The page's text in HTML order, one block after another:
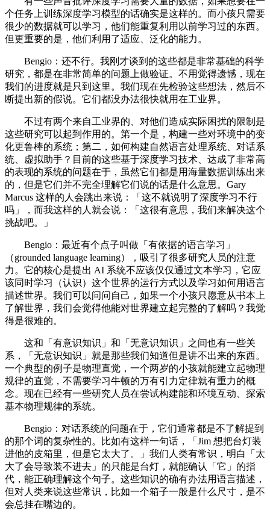
个任务上训练深度学习模型的话确实是这样的。而小孩只需要
很少的数据就可以学习，他们能重复利用以前学习过的东西。
但更重要的是，他们利用了适应、泛化的能力。
Bengio：还不行。我刚才谈到的这些都是非常基础的科学
研究，都是在非常简单的问题上做验证。不用觉得遗憾，现在
我们的进度就是只到这里。我们现在先检验这些想法，然后不
断提出新的假说。它们都没办法很快就用在工业界。
不过有两个来自工业界的、对他们造成实际困扰的限制是
这些研究可以起到作用的。第一个是，构建一些对环境中的变
化更鲁棒的系统；第二，如何构建自然语言处理系统、对话系
统、虚拟助手？目前的这些基于深度学习技术、达成了非常高
的表现的系统的问题在于，虽然它们都是用海量数据训练出来
的，但是它们并不完全理解它们说的话是什么意思。Gary
Marcus 这样的人会跳出来说：「这不就说明了深度学习不行
吗」，而我这样的人就会说：「这很有意思，我们来解决这个
挑战吧。」
Bengio：最近有个点子叫做「有依据的语言学习」
（grounded language learning），吸引了很多研究人员的注意
力。它的核心是提出 AI 系统不应该仅仅通过文本学习，它应
该同时学习（认识）这个世界的运行方式以及学习如何用语言
描述世界。我们可以问问自己，如果一个小孩只愿意从书本上
了解世界，我们会觉得他能对世界建立起完整的了解吗？我觉
得是很难的。
这和「有意识知识」和「无意识知识」之间也有一些关
系，「无意识知识」就是那些我们知道但是讲不出来的东西。
一个典型的例子是物理直觉，一个两岁的小孩就能建立起物理
规律的直觉，不需要学习牛顿的万有引力定律就有重力的概
念。现在已经有一些研究人员在尝试构建能和环境互动、探索
基本物理规律的系统。
Bengio：对话系统的问题在于，它们通常都是不了解提到
的那个词的复杂性的。比如有这样一句话，「Jim 想把台灯装
进他的皮箱里，但是它太大了。」我们人类有常识，明白「太
大了会导致装不进去」的只能是台灯，就能确认「它」的指
代，能正确理解这个句子。这些知识的确有办法用语言描述，
但对人类来说这些常识，比如一个箱子一般是什么尺寸，是不
会总挂在嘴边的。